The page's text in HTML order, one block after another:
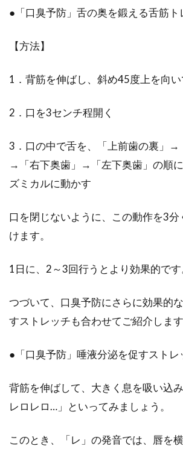
●「口臭予防」舌の奥を鍛える舌筋ト
【方法】
1．背筋を伸ばし、斜め45度上を向
2．口を3センチ程開く
3．口の中で舌を、「上前歯の裏」→
→「右下奥歯」→「左下奥歯」の順
ズミカルに動かす
口を閉じないように、この動作を3
けます。
1日に、2～3回行うとより効果的です
つづいて、口臭予防にさらに効果的
すストレッチも合わせてご紹介します
●「口臭予防」唾液分泌を促すストレ
背筋を伸ばして、大きく息を吸い込
レロレロ…」といってみましょう。
このとき、「レ」の発音では、唇を